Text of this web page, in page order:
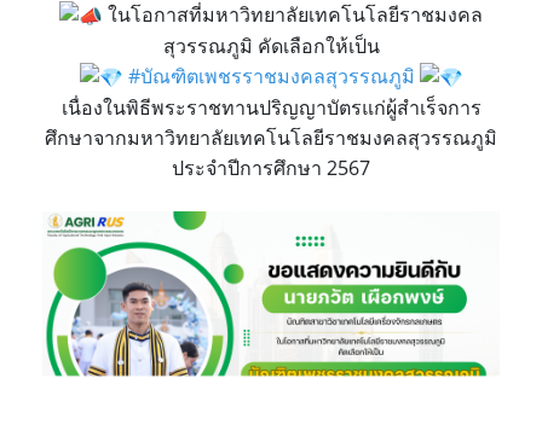
ในโอกาสที่มหาวิทยาลัยเทคโนโลยีราชมงคล
สุวรรณภูมิ คัดเลือกให้เป็น
#บัณฑิตเพชรราชมงคลสุวรรณภูมิ
เนื่องในพิธีพระราชทานปริญญาบัตรแก่ผู้สำเร็จการ
ศึกษาจากมหาวิทยาลัยเทคโนโลยีราชมงคลสุวรรณภูมิ
ประจำปีการศึกษา 2567